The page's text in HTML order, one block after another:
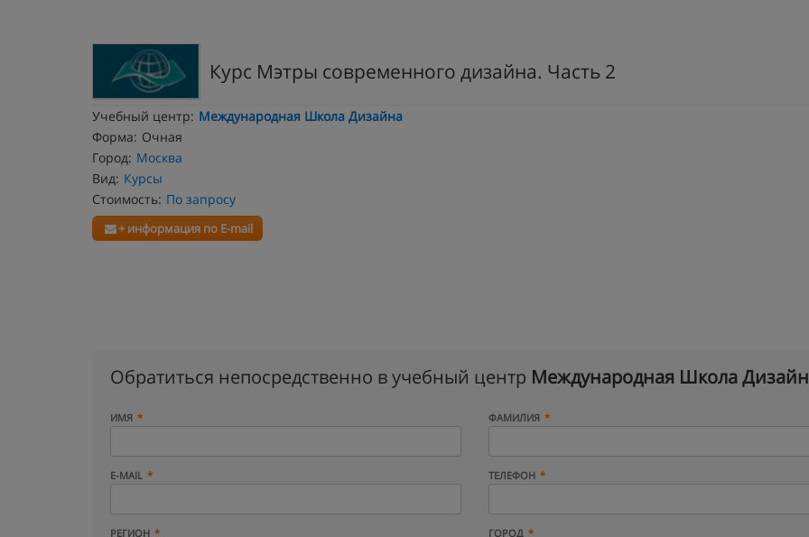
Курс Мэтры современного дизайна. Часть 2
Учебный центр: Международная Школа Дизайна
Форма: Очная
Город: Москва
Вид: Курсы
Стоимость: По запросу
+ информация по E-mail
Обратиться непосредственно в учебный центр Международная Школа
ИМЯ ФАМИЛИЯ
E-MAIL ТЕЛЕФОН
РЕГИОН ГОРОД